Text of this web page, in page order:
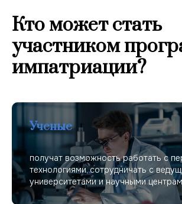
Кто может стать
участником
импатриации?
Ученые
получат возможность работать с
технологиями, сотрудничать с
университетами и научными